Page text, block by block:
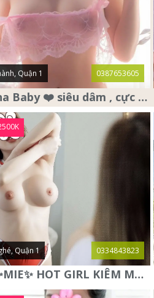
Quận 1 0387653605
❤️ Anna Baby ❤️ siêu dâm , cực dâm và sở hữu cặp vú đẹp nhức
Quận 1 0334843823
NEW✨MIE✨ HOT GIRL KIÊM MẪU ẢNH HÀNG CỰC NGON LẦN ĐẦU